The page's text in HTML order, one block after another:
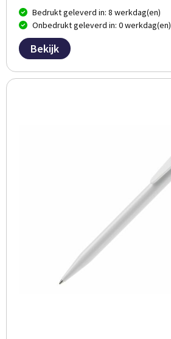
Bedrukt geleverd in: 8 werkdag(en)
Onbedrukt geleverd in: 0 werkdag(en)
Bekijk